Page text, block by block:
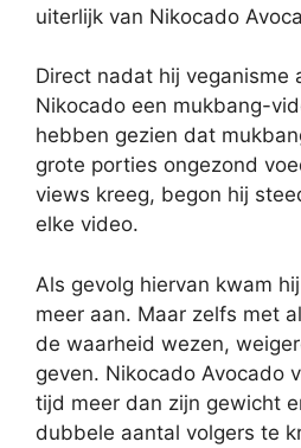
uiterlijk van Nikocado
Direct nadat hij veganisme
Nikocado een mukbang-
hebben gezien dat
grote porties ongezond
views kreeg, begon hij
elke video.
Als gevolg hiervan kwam
meer aan. Maar zelfs met
de waarheid wezen,
geven. Nikocado Avocado
tijd meer dan zijn gewicht
dubbele aantal volgers te